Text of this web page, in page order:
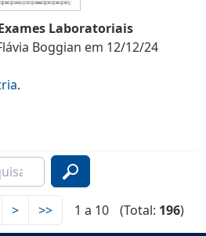
Laboratoriais
Boggian em 12/12/24
.
> >> 1 a 10 (Total: 196)